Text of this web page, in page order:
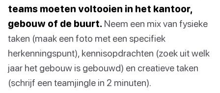
teams moeten voltooien in het kantoor,
gebouw of de buurt. Neem een mix van fysieke
taken (maak een foto met een specifiek
herkenningspunt), kennisopdrachten (zoek uit welk
jaar het gebouw is gebouwd) en creatieve taken
(schrijf een teamjingle in 2 minuten).